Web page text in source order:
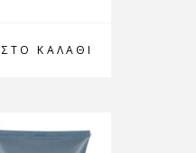
ΚΑΛΆΘΙ